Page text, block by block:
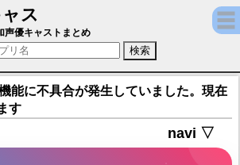
ス
（声優：深町寿成)【18TRIP （エ
声優キャストまとめ
能に不具合が発生していました。現在
す
navi ▽